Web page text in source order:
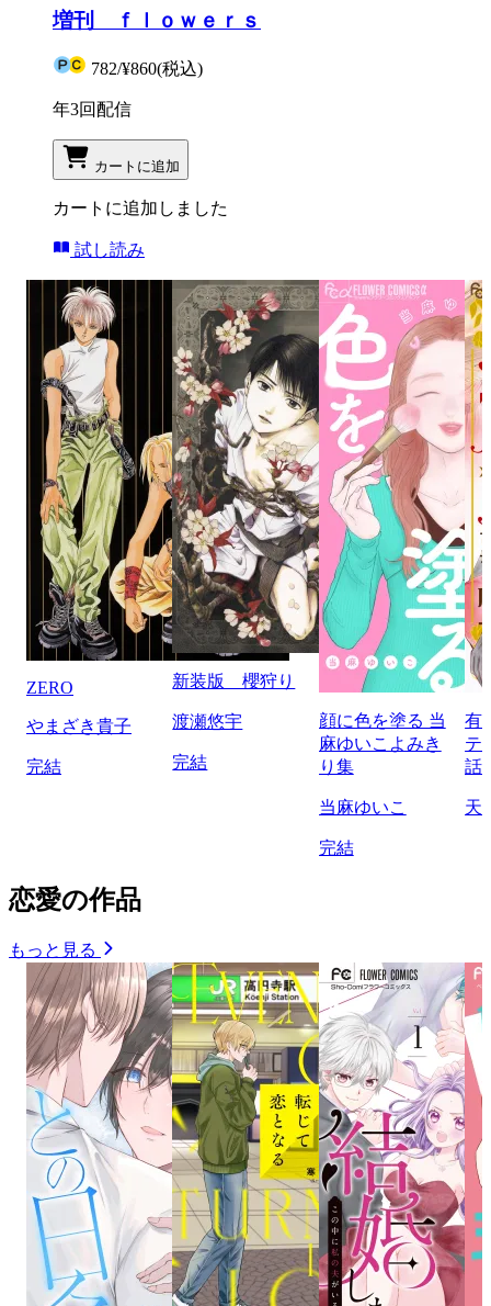
増刊 ｆｌｏｗｅｒｓ
782/¥860(税込)
年3回配信
カートに追加
カートに追加しました
試し読み
ZERO
やまざき貴子
完結
新装版 櫻狩り
渡瀬悠宇
完結
顔に色を塗る 当
麻ゆいこよみき
り集
当麻ゆいこ
完結
有
テ
話
天
恋愛の作品
もっと見る